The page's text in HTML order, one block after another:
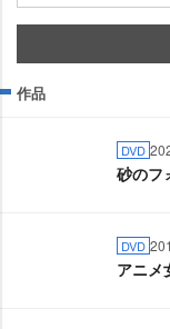
作品
DVD
砂のフ
DVD
アニメ